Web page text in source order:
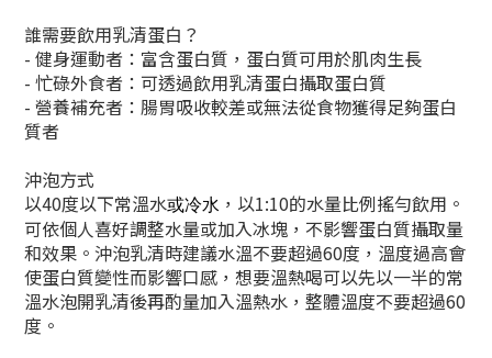
誰需要飲用乳清蛋白？
- 健身運動者：富含蛋白質，蛋白質可用於肌肉生長
- 忙碌外食者：可透過飲用乳清蛋白攝取蛋白質
- 營養補充者：腸胃吸收較差或無法從食物獲得足夠蛋白
質者
沖泡方式
以40度以下常溫水或冷水 ，以1:10的水量比例搖勻飲用。
可依個人喜好調整水量或加入冰塊，不影響蛋白質攝取量
和效果。沖泡乳清時建議水溫不要超過60度，溫度過高會
使蛋白質變性而影響口感，想要溫熱喝可以先以一半的常
溫水泡開乳清後再酌量加入溫熱水，整體溫度不要超過60
度。